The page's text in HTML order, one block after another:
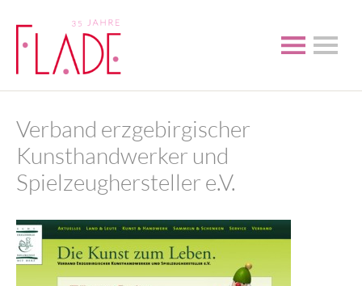
Verband erzgebirgischer
Kunsthandwerker und
Spielzeughersteller e.V.